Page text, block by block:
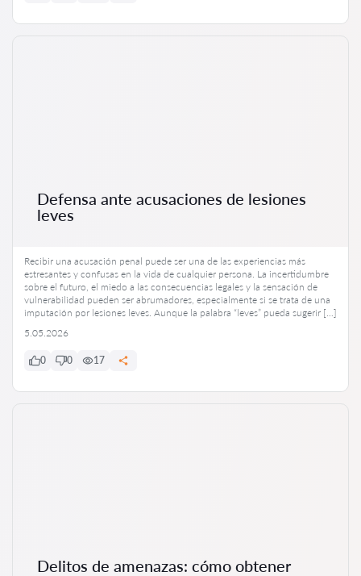
Defensa ante acusaciones de lesiones
leves
Recibir una acusación penal puede ser una de las experiencias más
estresantes y confusas en la vida de cualquier persona. La incertidumbre
sobre el futuro, el miedo a las consecuencias legales y la sensación de
vulnerabilidad pueden ser abrumadores, especialmente si se trata de una
imputación por lesiones leves. Aunque la palabra “leves” pueda sugerir […]
5.05.2026
0 0 17
Delitos de amenazas: cómo obtener